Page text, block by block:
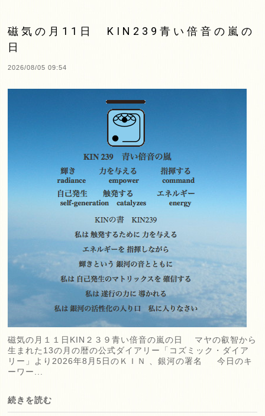
磁気の月11日 KIN239青い倍音の嵐の
日
2026/08/05 09:54
磁気の月１１日KIN２３９青い倍音の嵐の日 マヤの叡智から
生まれた13の月の暦の公式ダイアリー「コズミック・ダイア
リー」より2026年8月5日のＫＩＮ 、銀河の署名 今日のキ
ーワー...
続きを読む